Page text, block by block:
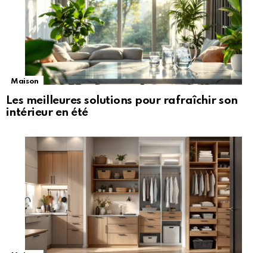
Maison
Les meilleures solutions pour rafraîchir son
intérieur en été